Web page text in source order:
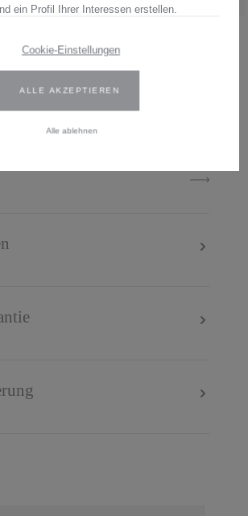
ein Profil Ihrer Interessen erstellen.
Sie in unserer Datenschutzbestimmungen.
oder bearbeiten Sie die Cookie-
festzulegen, wie Ihre gesammelten Daten
können. Sie können Ihre Einwilligung jederzeit
Informationen finden Sie in unseren
Cookie-Einstellungen
Alle ablehnen
ALLE AKZEPTIEREN